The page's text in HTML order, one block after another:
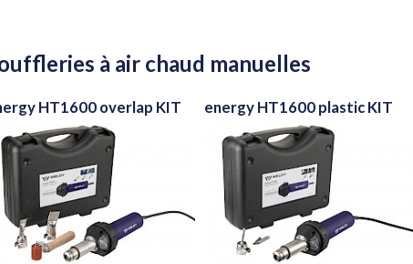
à air chaud manuelles
HT1600 overlap KIT energy HT1600 plastic KIT